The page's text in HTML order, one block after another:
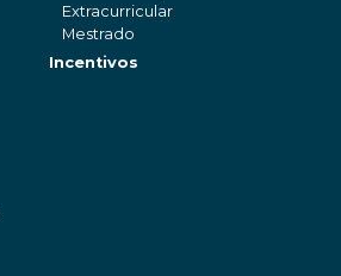
Extracurricular
Mestrado
Incentivos